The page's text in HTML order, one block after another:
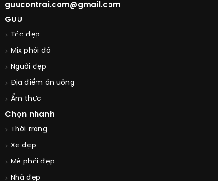
guucontrai.com@gmail.com
GUU
Tóc đẹp
Mix phối đồ
Người đẹp
Địa điểm ăn uống
Ẩm thực
Chọn nhanh
Thời trang
Xe đẹp
Mê phái đẹp
Nhà đẹp